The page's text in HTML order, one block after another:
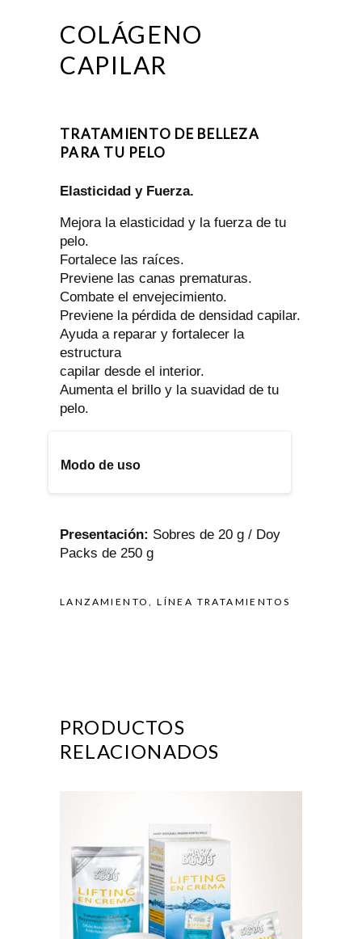
COLÁGENO
CAPILAR
TRATAMIENTO DE BELLEZA
PARA TU PELO
Elasticidad y Fuerza.
Mejora la elasticidad y la fuerza de tu
pelo.
Fortalece las raíces.
Previene las canas prematuras.
Combate el envejecimiento.
Previene la pérdida de densidad capilar.
Ayuda a reparar y fortalecer la
estructura
capilar desde el interior.
Aumenta el brillo y la suavidad de tu
pelo.
Modo de uso
2) Con ayuda de un pincel o la
yema de los dedos, aplicá el
3) Masajeá tu pelo unos minutos,
Para reparaciones profundas se
Presentación: Sobres de 20 g / Doy
Packs de 250 g
LANZAMIENTO ,LÍNEA TRATAMIENTOS
PRODUCTOS
RELACIONADOS